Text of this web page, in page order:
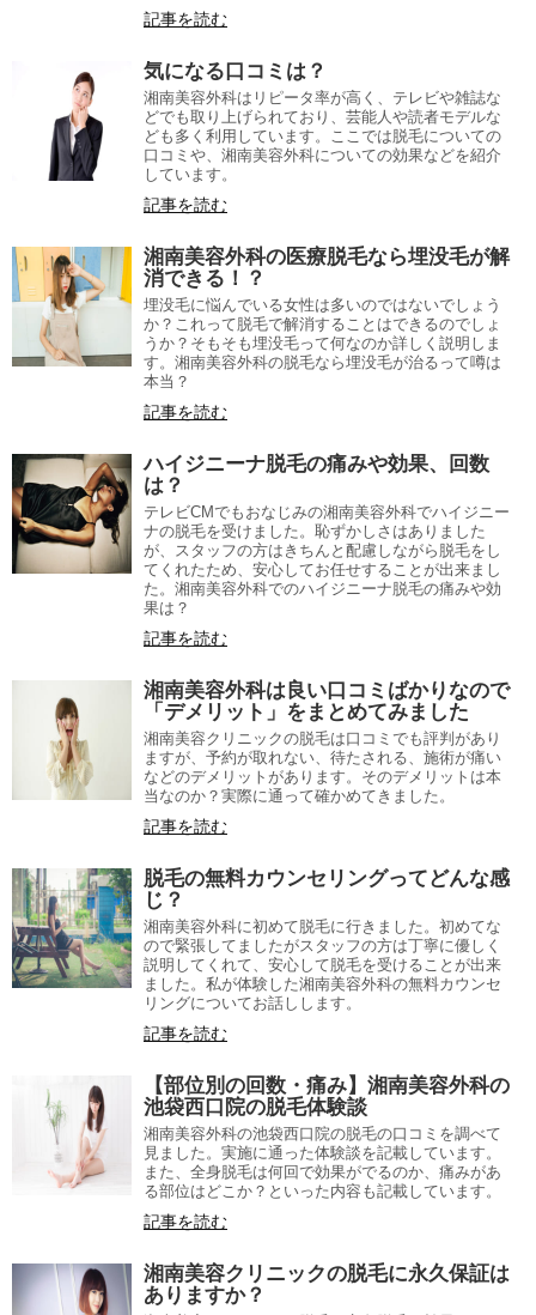
記事を読む
気になる口コミは？
湘南美容外科はリピータ率が高く、テレビや雑誌な
どでも取り上げられており、芸能人や読者モデルな
ども多く利用しています。ここでは脱毛についての
口コミや、湘南美容外科についての効果などを紹介
しています。
記事を読む
湘南美容外科の医療脱毛なら埋没毛が解
消できる！？
埋没毛に悩んでいる女性は多いのではないでしょう
か？これって脱毛で解消することはできるのでしょ
うか？そもそも埋没毛って何なのか詳しく説明しま
す。湘南美容外科の脱毛なら埋没毛が治るって噂は
本当？
記事を読む
ハイジニーナ脱毛の痛みや効果、回数
は？
テレビCMでもおなじみの湘南美容外科でハイジニー
ナの脱毛を受けました。恥ずかしさはありました
が、スタッフの方はきちんと配慮しながら脱毛をし
てくれたため、安心してお任せすることが出来まし
た。湘南美容外科でのハイジニーナ脱毛の痛みや効
果は？
記事を読む
湘南美容外科は良い口コミばかりなので
「デメリット」をまとめてみました
湘南美容クリニックの脱毛は口コミでも評判があり
ますが、予約が取れない、待たされる、施術が痛い
などのデメリットがあります。そのデメリットは本
当なのか？実際に通って確かめてきました。
記事を読む
脱毛の無料カウンセリングってどんな感
じ？
湘南美容外科に初めて脱毛に行きました。初めてな
ので緊張してましたがスタッフの方は丁寧に優しく
説明してくれて、安心して脱毛を受けることが出来
ました。私が体験した湘南美容外科の無料カウンセ
リングについてお話しします。
記事を読む
【部位別の回数・痛み】湘南美容外科の
池袋西口院の脱毛体験談
湘南美容外科の池袋西口院の脱毛の口コミを調べて
見ました。実施に通った体験談を記載しています。
また、全身脱毛は何回で効果がでるのか、痛みがあ
る部位はどこか？といった内容も記載しています。
記事を読む
湘南美容クリニックの脱毛に永久保証は
ありますか？